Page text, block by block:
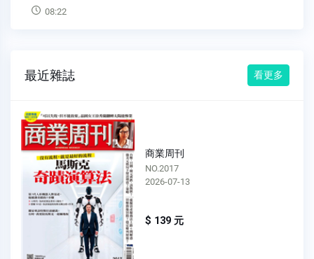
08:22
最近雜誌 看更多
商業周刊
NO.2017
2026-07-13
$ 139 元